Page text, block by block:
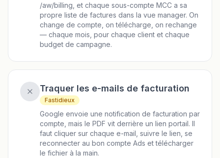
/aw/billing, et chaque sous-compte MCC a sa
propre liste de factures dans la vue manager. On
change de compte, on télécharge, on rechange
— chaque mois, pour chaque client et chaque
budget de campagne.
Traquer les e-mails de facturation
Fastidieux
Google envoie une notification de facturation par
compte, mais le PDF vit derrière un lien portail. Il
faut cliquer sur chaque e-mail, suivre le lien, se
reconnecter au bon compte Ads et télécharger
le fichier à la main.